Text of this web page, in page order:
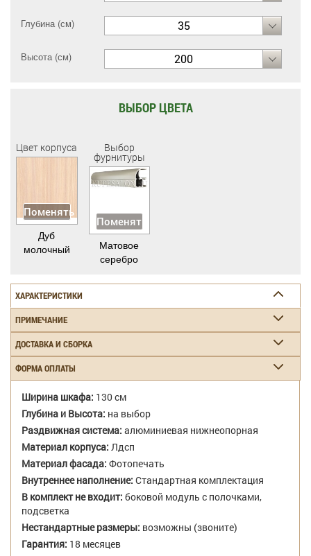
Глубина (см) 35
Высота (см) 200
ВЫБОР ЦВЕТА
Цвет корпуса
Поменять
Дуб
молочный
Выбор
фурнитуры
Поменять
Матовое
серебро
ХАРАКТЕРИСТИКИ
ПРИМЕЧАНИЕ
ДОСТАВКА И СБОРКА
ФОРМА ОПЛАТЫ
Ширина шкафа: 130 см
Глубина и Высота: на выбор
Раздвижная система: алюминиевая нижнеопорная
Материал корпуса: Лдсп
Материал фасада: Фотопечать
Внутреннее наполнение: Стандартная комплектация
В комплект не входит: боковой модуль с полочками,
подсветка
Нестандартные размеры: возможны (звоните)
Гарантия: 18 месяцев